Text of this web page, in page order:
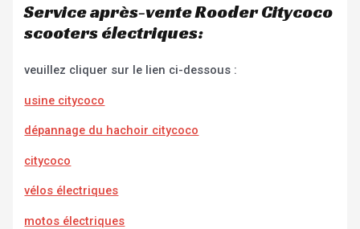
Service après-vente Rooder Citycoco
scooters électriques:
veuillez cliquer sur le lien ci-dessous :
usine citycoco
dépannage du hachoir citycoco
citycoco
vélos électriques
motos électriques